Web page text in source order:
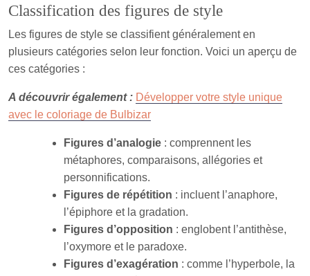
Classification des figures de style
Les figures de style se classifient généralement en
plusieurs catégories selon leur fonction. Voici un aperçu de
ces catégories :
A découvrir également : Développer votre style unique
avec le coloriage de Bulbizar
Figures d’analogie : comprennent les
métaphores, comparaisons, allégories et
personnifications.
Figures de répétition : incluent l’anaphore,
l’épiphore et la gradation.
Figures d’opposition : englobent l’antithèse,
l’oxymore et le paradoxe.
Figures d’exagération : comme l’hyperbole, la